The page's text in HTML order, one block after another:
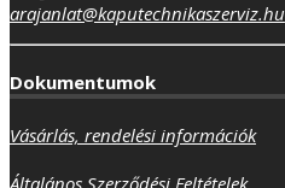
arajanlat@kaputechnikaszerviz.hu
Dokumentumok
Vásárlás, rendelési információk
Általános Szerződési Feltételek